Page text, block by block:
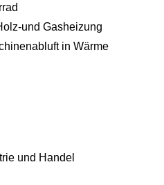
und Gasheizung
in Wärme
und Handel